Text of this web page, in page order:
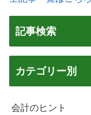
記事検索
カテゴリー別
会計のヒント